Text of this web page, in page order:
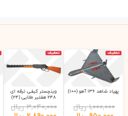
تخفیف
پهپاد شاهد 136 آهو (100)
۱,۰۰۰,۰۰۰ ریال
تخفیف
وینچستر کیفی ترقه ای
248 هفتیر طلایی (24)
۳,۰۴۰,۰۰۰ ریال